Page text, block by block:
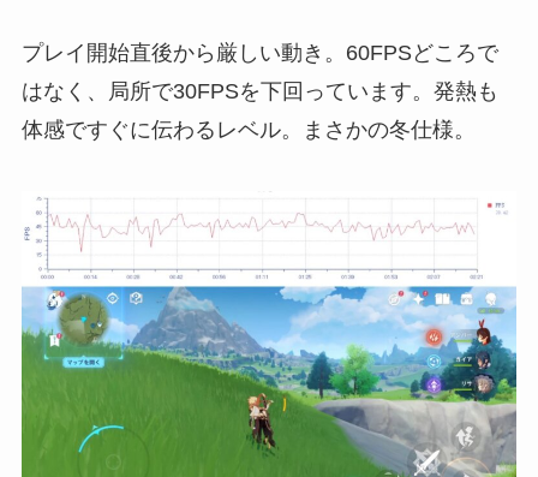
プレイ開始直後から厳しい動き。60FPSどころで
はなく、局所で30FPSを下回っています。発熱も
体感ですぐに伝わるレベル。まさかの冬仕様。